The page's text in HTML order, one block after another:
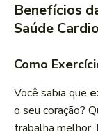
Benefícios
Saúde
Como
Você sabia que
o seu coração?
trabalha melhor.